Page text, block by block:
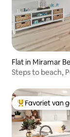
Flat in Miramar
Steps to beach,
Topfavoriet van
Favoriet van